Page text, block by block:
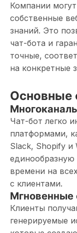
Компании
собственные
знаний. Это
чат-бота и
точные,
на конкретные
Основные
Чат-бот легко
платформами,
Slack, Shopify и
времени на
с клиентами.
Мгновенные
Клиенты
генерируемые